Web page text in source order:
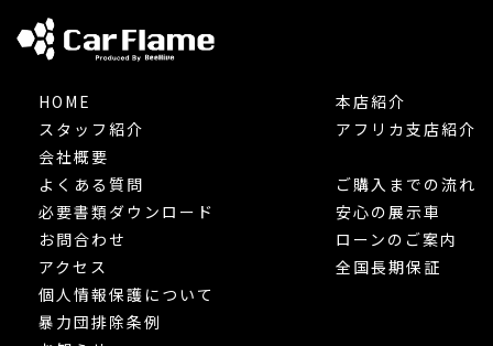
HOME
スタッフ紹介
会社概要
本店紹介
アフリカ支店紹介
よくある質問
必要書類ダウンロード
お問合わせ
アクセス
個人情報保護について
暴力団排除条例
ご購入までの流れ
安心の展示車
ローンのご案内
全国長期保証